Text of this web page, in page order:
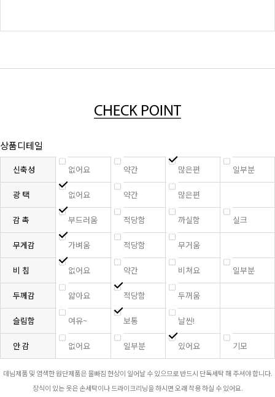
상품디테일
신축성 없어요 약간 많은편 일부분
광 택 없어요 약간 많은편
감 촉 부드러움 적당함 까실함 실크
무게감 가벼움 적당함 무거움
비 침 없어요 약간 비쳐요 일부분
두께감 얇아요 적당함 두꺼움
슬림함 여유~ 보통 날씬!
안 감 없어요 일부분 있어요 기모
데님제품 및 염색한 원단제품은 물빠짐 현상이 일어날 수 있으므로 반드시 단독세탁 해 주셔야 합니다.
장식이 있는 옷은 손세탁이나 드라이크리닝을 하시면 오래 착용 하실 수 있어요.